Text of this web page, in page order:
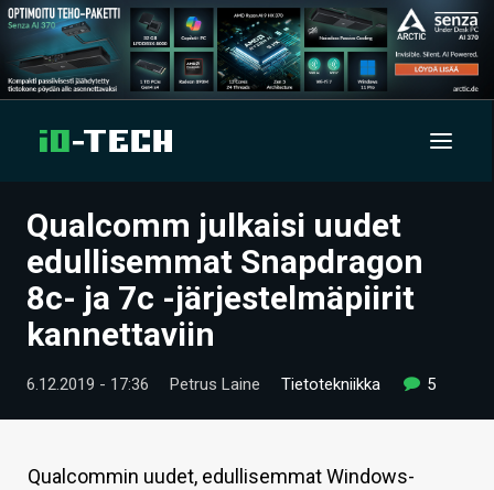
UUTISET
ARTIKKELIT
VIDEOT
TECHBBS
HINTA.FI
Qualcomm julkaisi uudet
edullisemmat Snapdragon
8c- ja 7c -järjestelmäpiirit
kannettaviin
6.12.2019 - 17:36 Petrus Laine Tietotekniikka 5
Qualcommin uudet, edullisemmat Windows-